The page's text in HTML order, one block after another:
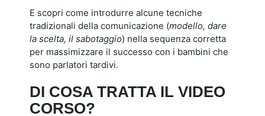
E scopri come introdurre alcune tecniche
tradizionali della comunicazione (modello, dare
la scelta, il sabotaggio) nella sequenza corretta
per massimizzare il successo con i bambini che
sono parlatori tardivi.
DI COSA TRATTA IL VIDEO
CORSO?